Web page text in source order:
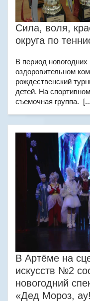
Сила, воля,
округа по
В период
оздоровительном
рождественский
детей. На
съемочная группа.
В Артёме на
искусств №2
новогодний
«Дед Мороз,